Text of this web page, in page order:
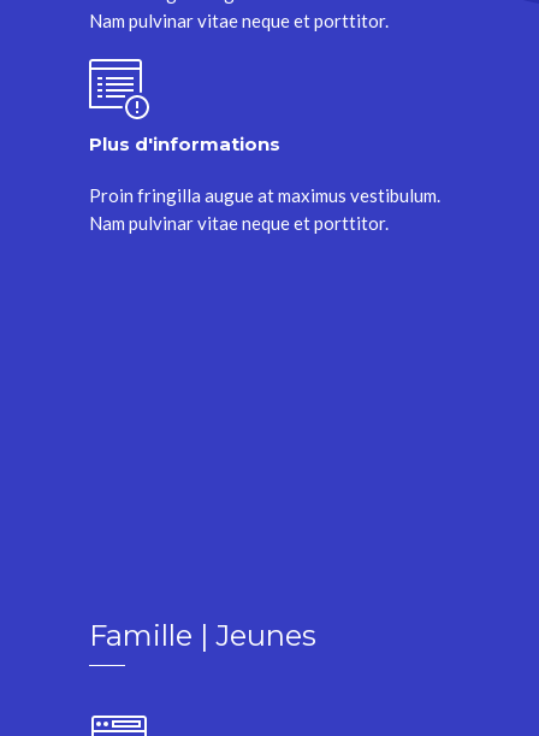
Nam pulvinar vitae neque et porttitor.
Plus d'informations
Proin fringilla augue at maximus vestibulum.
Nam pulvinar vitae neque et porttitor.
Famille | Jeunes